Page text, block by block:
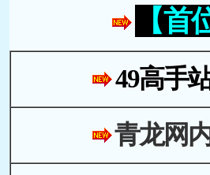
【
49高手
青龙网